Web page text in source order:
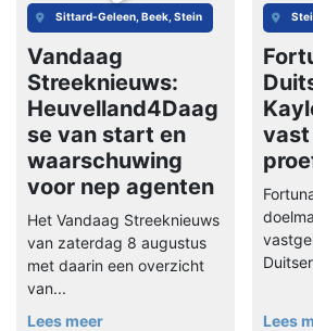
Sittard-Geleen, Beek, Stein
Vandaag
Streeknieuws:
Heuvelland4Daag
se van start en
waarschuwing
voor nep agenten
Het Vandaag Streeknieuws
van zaterdag 8 augustus
met daarin een overzicht
van...
Lees meer
vast
Lees